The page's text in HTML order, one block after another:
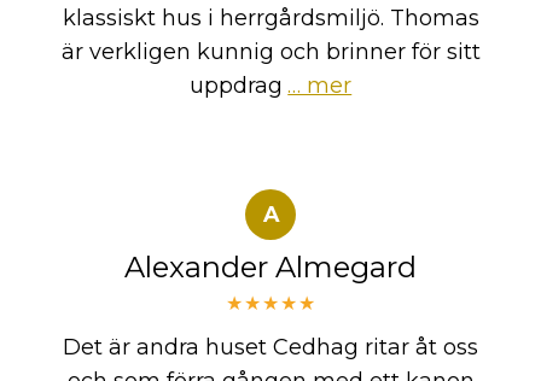
klassiskt hus i herrgårdsmiljö. Thomas
är verkligen kunnig och brinner för sitt
uppdrag … mer
A
Alexander Almegard
★★★★★
Det är andra huset Cedhag ritar åt oss